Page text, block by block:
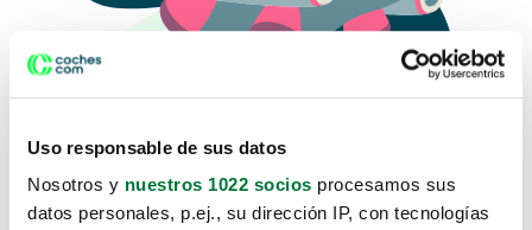
Uso responsable de sus datos
Nosotros y nuestros 1022 socios procesamos sus
datos personales, p.ej., su dirección IP, con tecnologías